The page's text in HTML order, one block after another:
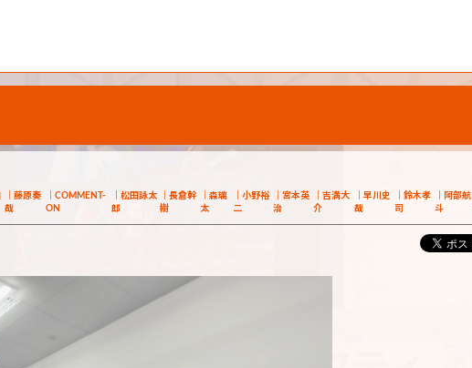
藤原奏
哉
COMMENT-
ON
松田詠太
郎
長倉幹
樹
森璃
太
小野裕
二
宮本英
治
吉満大
介
早川史
哉
鈴木孝
司
阿部航
斗